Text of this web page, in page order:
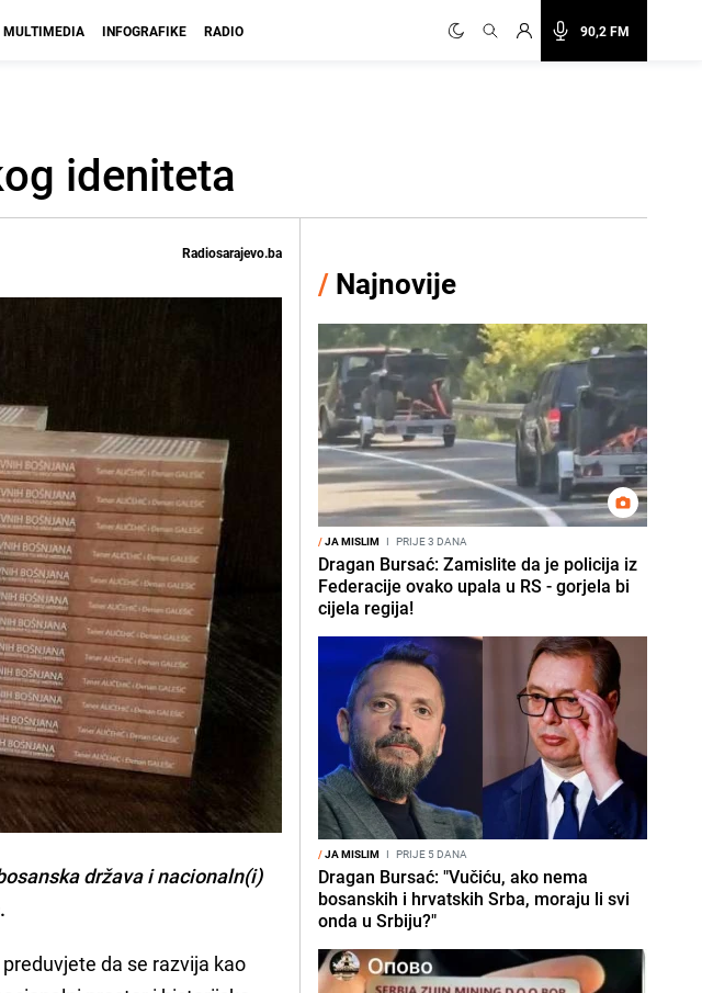
90,2 FM
MULTIMEDIA INFOGRAFIKE RADIO
ideniteta
Radiosarajevo.ba
država i nacionaln(i)
da se razvija kao
/ Najnovije
/JA MISLIM I PRIJE 3 DANA
Dragan Bursać: Zamislite da je policija iz
Federacije ovako upala u RS - gorjela bi
cijela regija!
/JA MISLIM I PRIJE 5 DANA
Dragan Bursać: "Vučiću, ako nema
bosanskih i hrvatskih Srba, moraju li svi
onda u Srbiju?"